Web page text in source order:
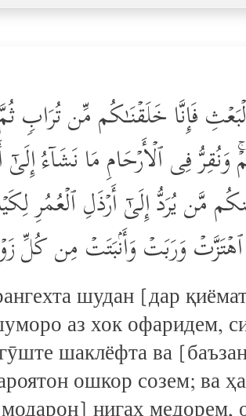
فَإِنَّا خَلَقۡنَـٰكُم مِّن
وَنُقِرُّ فِی ٱلۡأَرۡحَامِ مَا
مَّن یُرَدُّ إِلَىٰۤ أَرۡذَلِ ٱلۡعُمُرِ
ٱهۡتَزَّتۡ وَرَبَتۡ وَأَنۢبَتَتۡ مِن كُلِّ
шудан [дар
аз хок офаридем,
шаклёфта ва
ошкор созем; ва